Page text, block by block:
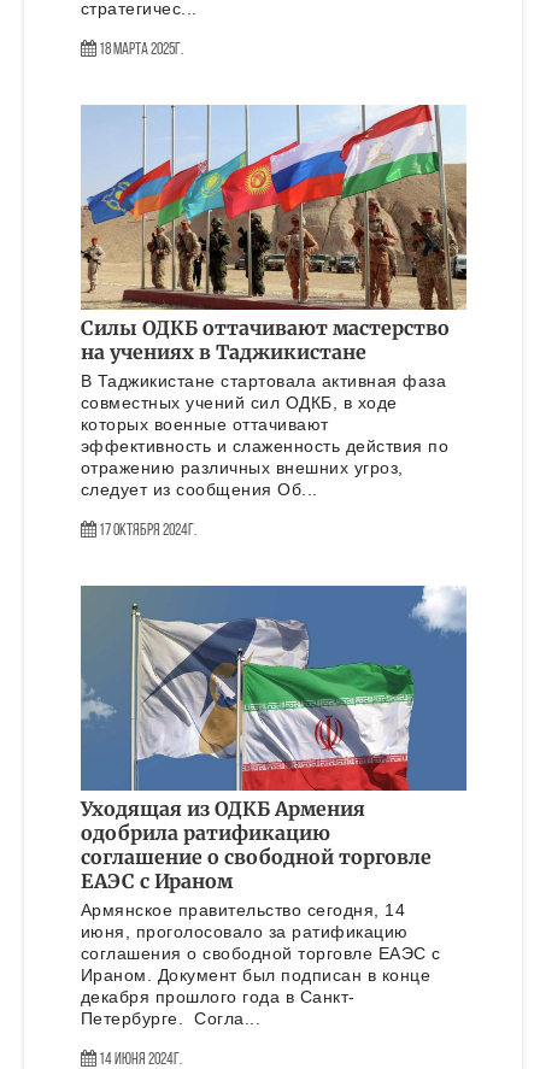
стратегичес...
18 Марта 2025г.
Силы ОДКБ оттачивают мастерство
на учениях в Таджикистане
В Таджикистане стартовала активная фаза
совместных учений сил ОДКБ, в ходе
которых военные оттачивают
эффективность и слаженность действия по
отражению различных внешних угроз,
следует из сообщения Об...
17 Октября 2024г.
Уходящая из ОДКБ Армения
одобрила ратификацию
соглашение о свободной торговле
ЕАЭС с Ираном
Армянское правительство сегодня, 14
июня, проголосовало за ратификацию
соглашения о свободной торговле ЕАЭС с
Ираном. Документ был подписан в конце
декабря прошлого года в Санкт-
Петербурге. Согла...
14 Июня 2024г.